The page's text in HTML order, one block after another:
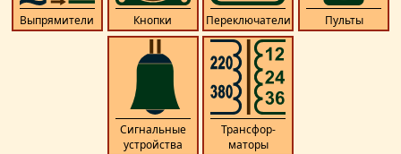
Выпрямители Кнопки Переключатели Пульты
Сигнальные
устройства
Трансфор­
маторы